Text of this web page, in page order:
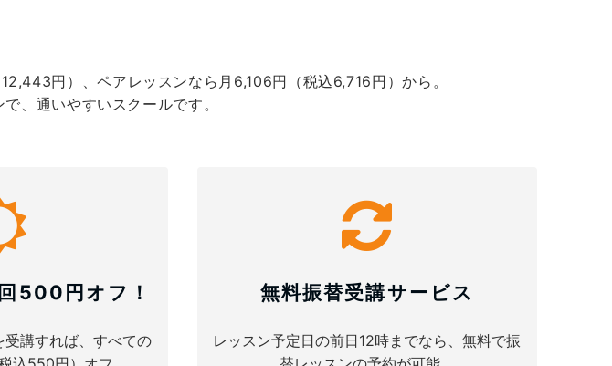
円）、ペアレッスンなら月6,106円（税込6,716円）から。
、通いやすいスクールです。
500円オフ！
講すれば、すべての
無料振替受講サービス
レッスン予定日の前日12時までなら、無料で振